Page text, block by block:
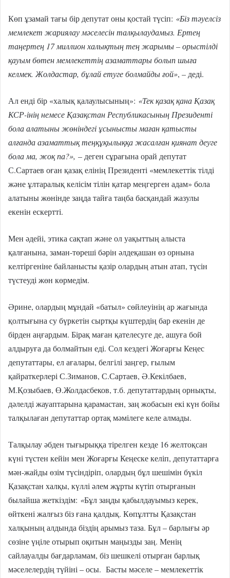
Көп ұзамай тағы бір депутат оны қостай түсіп: «Біз тәуелсіз
мемлекет жариялау мәселесін талқылаудамыз. Ертең
таңертең 17 миллион халықтың тең жарымы – орыстілді
қауым бөтен мемлекеттің азаматтары болып шыға
келмек. Жолдастар, бұлай етуге болмайды ғой», – деді.
Ал енді бір «халық қалаулысының»: «Тек қазақ қана Қазақ
КСР-інің немесе Қазақстан Республикасының Президенті
бола алатыны жөніндегі ұсынысты маған қатысты
алғанда азаматтық теңқұқылыққа жасалған қиянат деуге
бола ма, жоқ па?», – деген сұрағына орай депутат
С.Сартаев оған қазақ елінің Президенті «мемлекеттік тілді
және ұлтаралық келісім тілін қатар меңгерген адам» бола
алатыны жөнінде заңда тайға таңба басқандай жазулы
екенін ескертті.
Мен әдейі, этика сақтап және ол уақыттың алыста
қалғанына, заман-төреші бәрін әлдеқашан өз орнына
келтіргеніне байланысты қазір олардың атын атап, түсін
түстеуді жөн көрмедім.
Әрине, олардың мұндай «батыл» сөйлеуінің ар жағында
қолтығына су бүркетін сыртқы күштердің бар екенін де
бірден аңғардым. Бірақ маған қателесуге де, ашуға бой
алдыруға да болмайтын еді. Сол кездегі Жоғарғы Кеңес
депутаттары, ел ағалары, белгілі заңгер, ғылым
қайраткерлері С.Зиманов, С.Сартаев, Ә.Кекілбаев,
М.Қозыбаев, Ө.Жолдасбеков, т.б. депутаттардың орнықты,
дәлелді жауаптарына қарамастан, заң жобасын екі күн бойы
талқылаған депутаттар ортақ мәмілеге келе алмады.
Талқылау әбден тығырыққа тірелген кезде 16 желтоқсан
күні түстен кейін мен Жоғарғы Кеңеске келіп, депутаттарға
мән-жайды өзім түсіндіріп, олардың бұл шешімін бүкіл
Қазақстан халқы, күллі әлем жұрты күтіп отырғанын
былайша жеткіздім: «Бұл заңды қабылдауымыз керек,
өйткені жалғыз біз ғана қалдық. Көпұлтты Қазақстан
халқының алдында біздің арымыз таза. Бұл – барлығы әр
сөзіне үңіле отырып оқитын маңызды заң. Менің
сайлауалды бағдарламам, біз шешкелі отырған барлық
мәселелердің түйіні – осы. Басты мәселе – мемлекеттік